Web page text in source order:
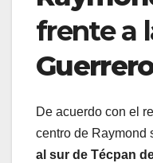
frente a
De acuerdo con el
centro de Raymond
al sur de Técpan